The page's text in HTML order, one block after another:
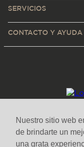
Nuestro sitio web
de brindarte un
una grata
SERVICIOS
CONTACTO Y AYUDA